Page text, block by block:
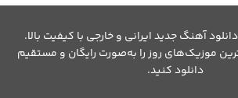
آهنگ جدید ایرانی و خارجی با کیفیت بالا.
موزیک‌های روز را به‌صورت رایگان و مستقیم
دانلود کنید.